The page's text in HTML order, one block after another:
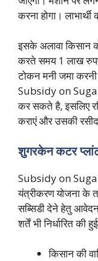
करना होगा।
इसके अलावा किसान
करते समय 1 लाख
टोकन मनी जमा
Subsidy on
कर सकते है, इसलिए
कराएं और उसकी
शुगरकेन कटर
Subsidy on
यंत्रीकरण योजना के
सब्सिडी देने हेतु
शर्तें भी निर्धारित की
किसान की